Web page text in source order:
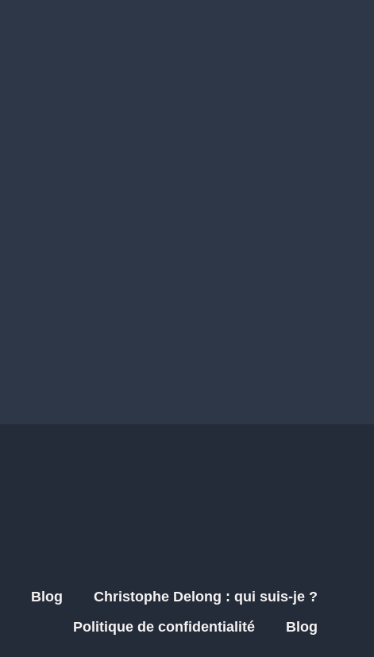
Blog
Christophe Delong : qui suis-je ?
Politique de confidentialité
Blog